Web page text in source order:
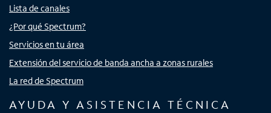
Lista de canales
¿Por qué Spectrum?
Servicios en tu área
Extensión del servicio de banda ancha a zonas rurales
La red de Spectrum
AYUDA Y ASISTENCIA TÉCNICA